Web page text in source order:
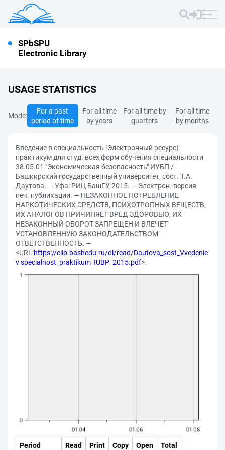
SPbSPU
Electronic Library
USAGE STATISTICS
Mode:
For a past
period of time
For all time
by years
For all time by
quarters
For all time
by months
Введение в специальность [Электронный ресурс]:
практикум для студ. всех форм обучения специальности
38.05.01 "Экономическая безопасность" ИУБП /
Башкирский государственный университет; сост. Т.А.
Даутова. — Уфа: РИЦ БашГУ, 2015. — Электрон. версия
печ. публикации. — НЕЗАКОННОЕ ПОТРЕБЛЕНИЕ
НАРКОТИЧЕСКИХ СРЕДСТВ, ПСИХОТРОПНЫХ ВЕЩЕСТВ,
ИХ АНАЛОГОВ ПРИЧИНЯЕТ ВРЕД ЗДОРОВЬЮ, ИХ
НЕЗАКОННЫЙ ОБОРОТ ЗАПРЕЩЕН И ВЛЕЧЕТ
УСТАНОВЛЕННУЮ ЗАКОНОДАТЕЛЬСТВОМ
ОТВЕТСТВЕННОСТЬ. —
<URL:https://elib.bashedu.ru/dl/read/Dautova_sost_Vvedenie
v specialnost_praktikum_IUBP_2015.pdf>.
Period Read Print Copy Open Total